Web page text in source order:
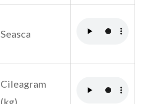
Seasca
Cileagram
(kg)